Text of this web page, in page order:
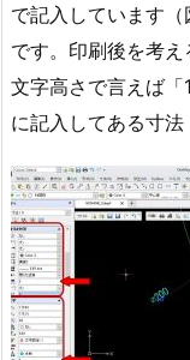
で記入しています（
です。印刷後を考え
文字高さで言えば
に記入してある寸